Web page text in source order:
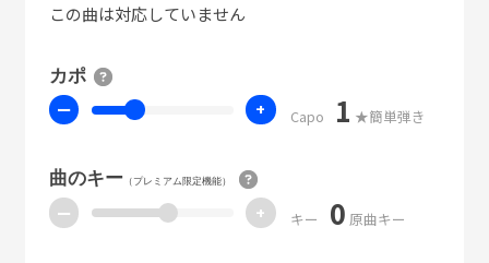
この曲は対応していません
カポ
ー + Capo 1 ★簡単弾き
曲のキー（プレミアム限定機能）
ー + キー 0 原曲キー